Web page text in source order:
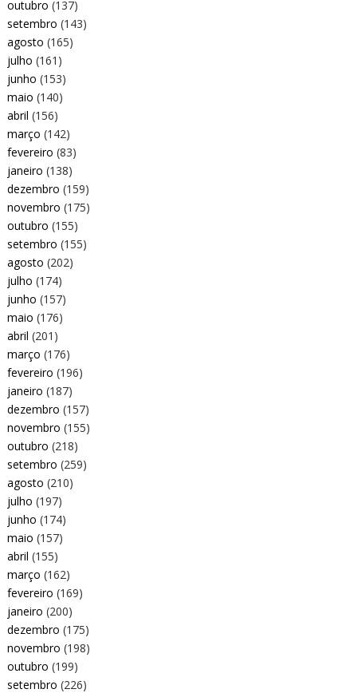
outubro (137)
setembro (143)
agosto (165)
julho (161)
junho (153)
maio (140)
abril (156)
março (142)
fevereiro (83)
janeiro (138)
dezembro (159)
novembro (175)
outubro (155)
setembro (155)
agosto (202)
julho (174)
junho (157)
maio (176)
abril (201)
março (176)
fevereiro (196)
janeiro (187)
dezembro (157)
novembro (155)
outubro (218)
setembro (259)
agosto (210)
julho (197)
junho (174)
maio (157)
abril (155)
março (162)
fevereiro (169)
janeiro (200)
dezembro (175)
novembro (198)
outubro (199)
setembro (226)